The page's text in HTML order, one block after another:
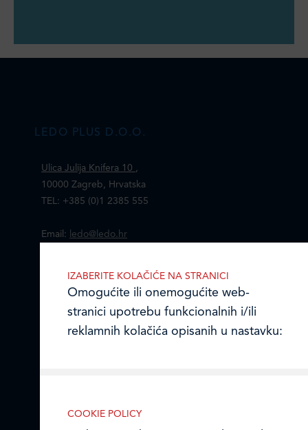
LEDO PLUS D.O.O.
Ulica Julija Knifera 10 ,
10000 Zagreb, Hrvatska
TEL: +385 (0)1 2385 555
Email:
ledo@ledo.hr
Ledo Hrvatska
Prodajni centri
COOKIE POLICY
IZABERITE KOLAČIĆE NA STRANICI
Omogućite ili onemogućite web-
stranici upotrebu funkcionalnih i/ili
reklamnih kolačića opisanih u nastavku: